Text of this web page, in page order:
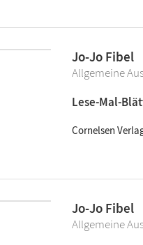
Jo-Jo Fibel
Allgemeine
Lese-Mal-
Cornelsen
Jo-Jo Fibel
Allgemeine